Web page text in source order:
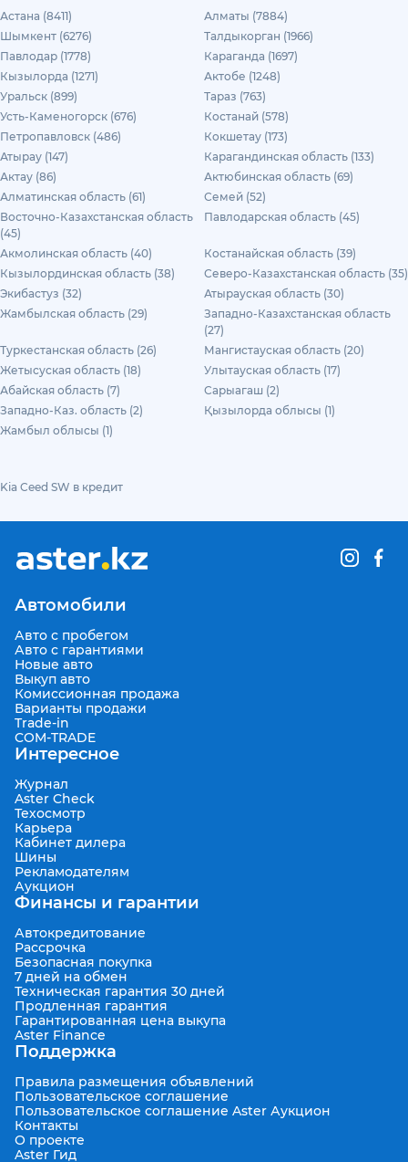
Астана (8411)
Алматы (7884)
Шымкент (6276)
Талдыкорган (1966)
Павлодар (1778)
Караганда (1697)
Кызылорда (1271)
Актобе (1248)
Уральск (899)
Тараз (763)
Усть-Каменогорск (676)
Костанай (578)
Петропавловск (486)
Кокшетау (173)
Атырау (147)
Карагандинская область (133)
Актау (86)
Актюбинская область (69)
Алматинская область (61)
Семей (52)
Восточно-Казахстанская область
(45)
Павлодарская область (45)
Акмолинская область (40)
Костанайская область (39)
Кызылординская область (38)
Северо-Казахстанская область (35)
Экибастуз (32)
Атырауская область (30)
Жамбылская область (29)
Западно-Казахстанская область
(27)
Туркестанская область (26)
Мангистауская область (20)
Жетысуская область (18)
Улытауская область (17)
Абайская область (7)
Сарыагаш (2)
Западно-Каз. область (2)
Қызылорда облысы (1)
Жамбыл облысы (1)
Kia Ceed SW в кредит
Автомобили
Авто с пробегом
Авто с гарантиями
Новые авто
Выкуп авто
Комиссионная продажа
Варианты продажи
Trade-in
COM-TRADE
Интересное
Журнал
Aster Check
Техосмотр
Карьера
Кабинет дилера
Шины
Рекламодателям
Аукцион
Финансы и гарантии
Автокредитование
Рассрочка
Безопасная покупка
7 дней на обмен
Техническая гарантия 30 дней
Продленная гарантия
Гарантированная цена выкупа
Aster Finance
Поддержка
Правила размещения объявлений
Пользовательское соглашение
Пользовательское соглашение Aster Аукцион
Контакты
О проекте
Aster Гид